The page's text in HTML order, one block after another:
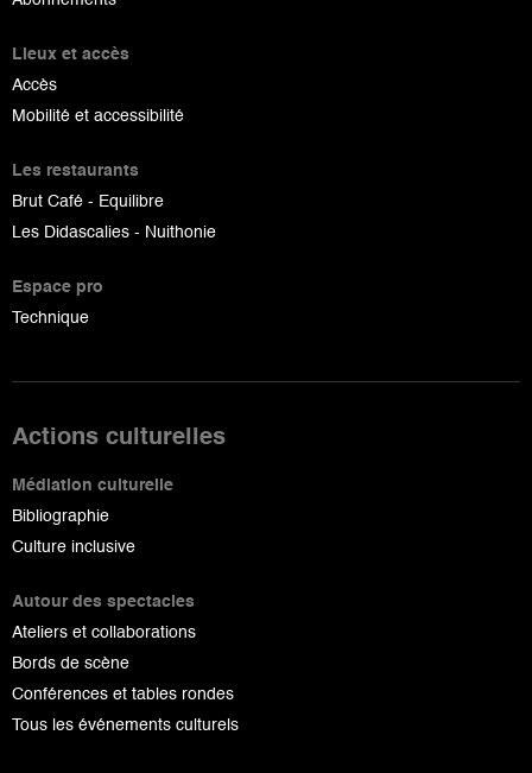
Lieux et accès
Accès
Mobilité et accessibilité
Les restaurants
Brut Café - Equilibre
Les Didascalies - Nuithonie
Espace pro
Technique
Actions culturelles
Médiation culturelle
Bibliographie
Culture inclusive
Autour des spectacles
Ateliers et collaborations
Bords de scène
Conférences et tables rondes
Tous les événements culturels